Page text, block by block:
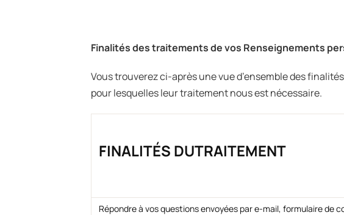
Finalités des traitements de vos Renseignements
Vous trouverez ci-après une vue d’ensemble des
pour lesquelles leur traitement nous est nécessaire.
FINALITÉS DUTRAITEMENT
Répondre à vos questions envoyées par e-mail, formulaire de